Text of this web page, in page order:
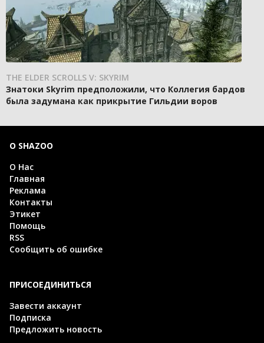
THE ELDER SCROLLS V: SKYRIM
Знатоки Skyrim предположили, что Коллегия бардов
была задумана как прикрытие Гильдии воров
О SHAZOO
О Нас
Главная
Реклама
Контакты
Этикет
Помощь
RSS
Сообщить об ошибке
ПРИСОЕДИНИТЬСЯ
Завести аккаунт
Подписка
Предложить новость